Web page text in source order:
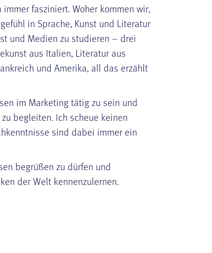
fasziniert. Woher kommen wir,
in Sprache, Kunst und Literatur
und Medien zu studieren – drei
aus Italien, Literatur aus
und Amerika, all das erzählt
im Marketing tätig zu sein und
begleiten. Ich scheue keinen
sind dabei immer ein
begrüßen zu dürfen und
der Welt kennenzulernen.